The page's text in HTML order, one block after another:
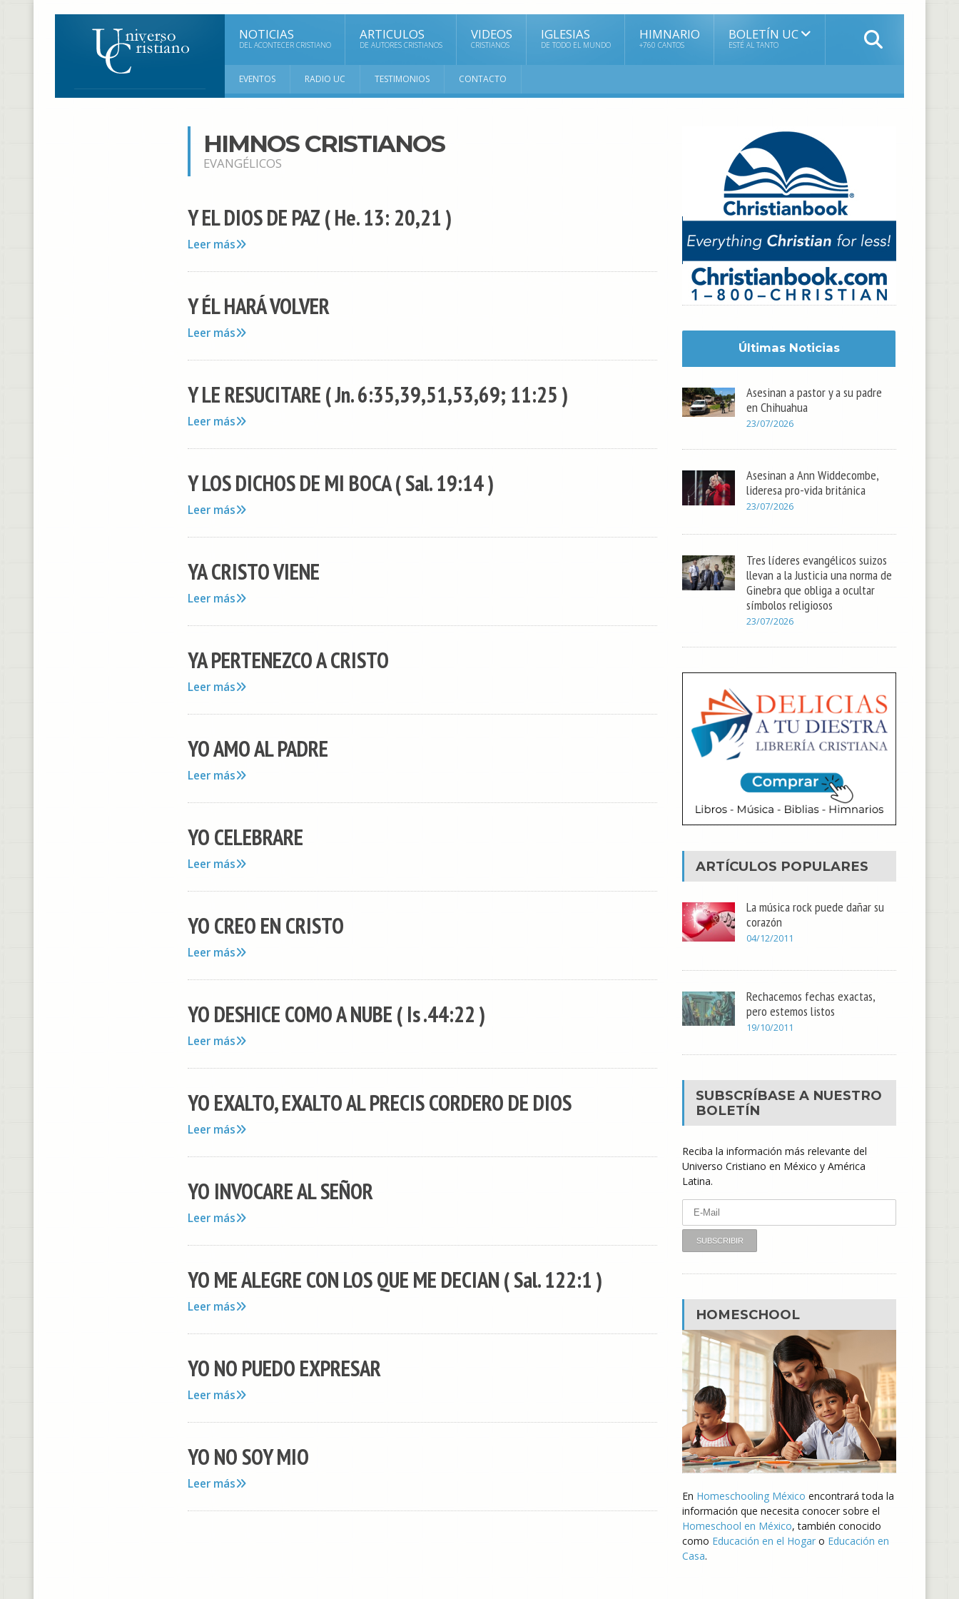
NOTICIAS
DEL ACONTECER CRISTIANO
ARTICULOS
DE AUTORES CRISTIANOS
VIDEOS
CRISTIANOS
IGLESIAS
DE TODO EL MUNDO
HIMNARIO
+760 CANTOS
BOLETÍN UC
ESTÉ AL TANTO
EVENTOS RADIO UC TESTIMONIOS CONTACTO
HIMNOS CRISTIANOS
EVANGÉLICOS
Y EL DIOS DE PAZ ( He. 13: 20,21 )
Leer más
Y ÉL HARÁ VOLVER
Leer más
Y LE RESUCITARE ( Jn. 6:35,39,51,53,69; 11:25 )
Leer más
Y LOS DICHOS DE MI BOCA ( Sal. 19:14 )
Leer más
YA CRISTO VIENE
Leer más
YA PERTENEZCO A CRISTO
Leer más
YO AMO AL PADRE
Leer más
YO CELEBRARE
Leer más
YO CREO EN CRISTO
Leer más
YO DESHICE COMO A NUBE ( Is .44:22 )
Leer más
YO EXALTO, EXALTO AL PRECIS CORDERO DE DIOS
Leer más
YO INVOCARE AL SEÑOR
Leer más
YO ME ALEGRE CON LOS QUE ME DECIAN ( Sal. 122:1 )
Leer más
YO NO PUEDO EXPRESAR
Leer más
YO NO SOY MIO
Leer más
Últimas Noticias
Asesinan a pastor y a su padre
en Chihuahua
23/07/2026
Asesinan a Ann Widdecombe,
lideresa pro-vida británica
23/07/2026
Tres líderes evangélicos suizos
llevan a la Justicia una norma de
Ginebra que obliga a ocultar
símbolos religiosos
23/07/2026
ARTÍCULOS POPULARES
La música rock puede dañar su
corazón
04/12/2011
Rechacemos fechas exactas,
pero estemos listos
19/10/2011
SUBSCRÍBASE A NUESTRO
BOLETÍN
Reciba la información más relevante del
Universo Cristiano en México y América
Latina.
HOMESCHOOL
En Homeschooling México encontrará toda la
información que necesita conocer sobre el
Homeschool en México, también conocido
como Educación en el Hogar o Educación en
Casa.